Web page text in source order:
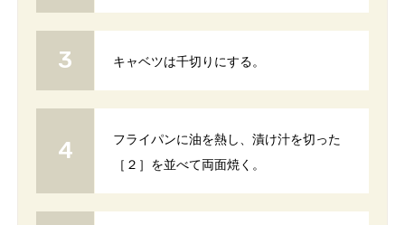
キャベツは千切りにする。
フライパンに油を熱し、漬け汁を切った
［２］を並べて両面焼く。